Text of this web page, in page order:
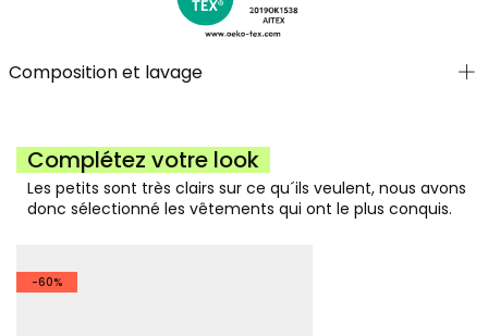
Composition et lavage
Complétez votre look
Les petits sont très clairs sur ce qu´ils veulent, nous avons
donc sélectionné les vêtements qui ont le plus conquis.
-60%